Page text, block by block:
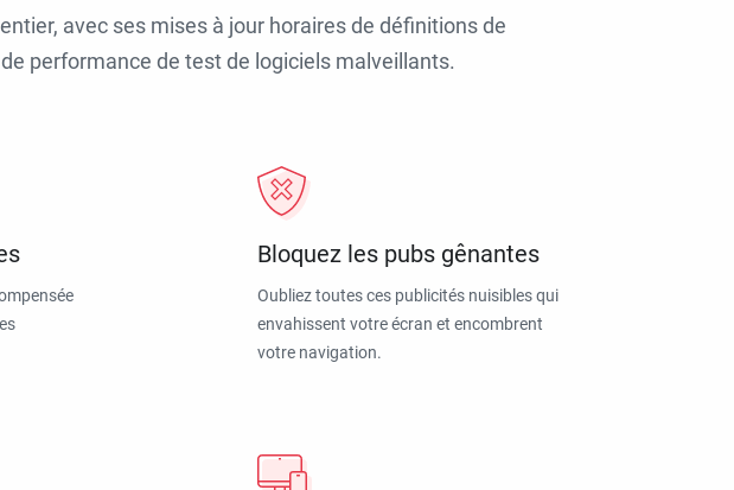
avec ses mises à jour horaires de définitions de
performance de test de logiciels malveillants.
Bloquez les pubs gênantes
Oubliez toutes ces publicités nuisibles qui
envahissent votre écran et encombrent
votre navigation.